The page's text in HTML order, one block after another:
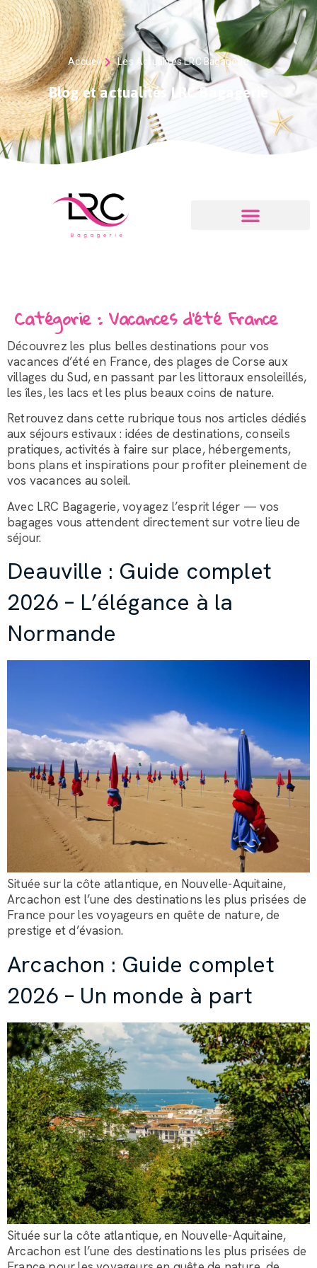
Accueil Les Actualités LRC Bagagerie
Blog et actualités LRC Bagagerie
Catégorie : Vacances d’été France
Découvrez les plus belles destinations pour vos
vacances d’été en France, des plages de Corse aux
villages du Sud, en passant par les littoraux ensoleillés,
les îles, les lacs et les plus beaux coins de nature.
Retrouvez dans cette rubrique tous nos articles dédiés
aux séjours estivaux : idées de destinations, conseils
pratiques, activités à faire sur place, hébergements,
bons plans et inspirations pour profiter pleinement de
vos vacances au soleil.
Avec LRC Bagagerie, voyagez l’esprit léger — vos
bagages vous attendent directement sur votre lieu de
séjour.
Deauville : Guide complet
2026 – L’élégance à la
Normande
Située sur la côte atlantique, en Nouvelle-Aquitaine,
Arcachon est l’une des destinations les plus prisées de
France pour les voyageurs en quête de nature, de
prestige et d’évasion.
Arcachon : Guide complet
2026 – Un monde à part
Située sur la côte atlantique, en Nouvelle-Aquitaine,
Arcachon est l’une des destinations les plus prisées de
l’organisation du transport de vos bagages ?